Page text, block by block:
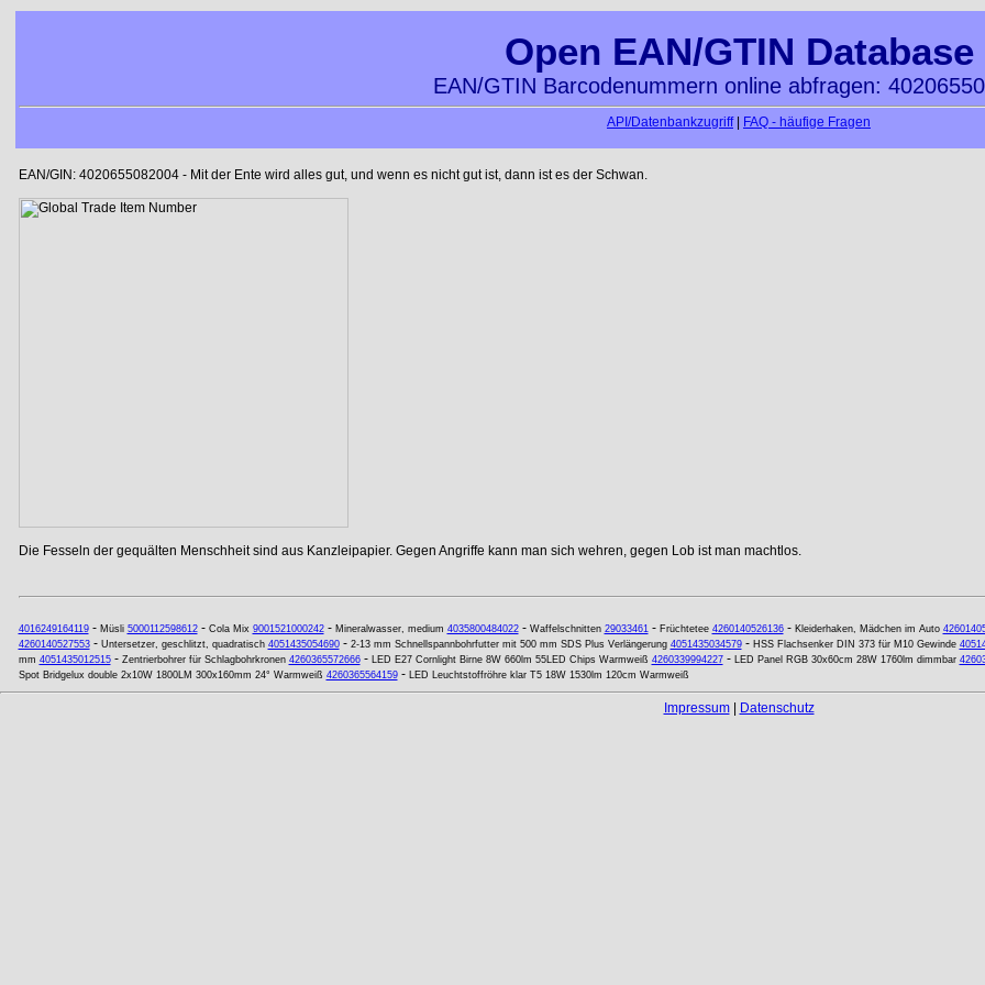
Open EAN/GTIN Database
EAN/GTIN Barcodenummern online abfragen:
API/Datenbankzugriff| FAQ - häufige Fragen
EAN/GIN: 4020655082004 - Mit der Ente wird alles gut, und wenn es nicht gut ist, dann ist es der Schwan.
Die Fesseln der gequälten Menschheit sind aus Kanzleipapier. Gegen Angriffe kann man sich wehren, gegen Lob ist man machtlos.
4016249164119- Müsli 5000112598612- Cola Mix 9001521000242- Mineralwasser, medium 4035800484022- Waffelschnitten 29033461- Früchtetee 4260140526136- Kleiderhaken, Mädchen im Auto
4260140527553- Untersetzer, geschlitzt, quadratisch 4051435054690- 2-13 mm Schnellspannbohrfutter mit 500 mm SDS Plus Verlängerung 4051435034579- HSS Flachsenker DIN 373 für M10 Gewinde
mm 4051435012515- Zentrierbohrer für Schlagbohrkronen 4260365572666- LED E27 Cornlight Birne 8W 660lm 55LED Chips Warmweiß 4260339994227- LED Panel RGB 30x60cm 28W 1760lm dimmbar
Spot Bridgelux double 2x10W 1800LM 300x160mm 24° Warmweiß 4260365564159- LED Leuchtstoffröhre klar T5 18W 1530lm 120cm Warmweiß
Impressum| Datenschutz